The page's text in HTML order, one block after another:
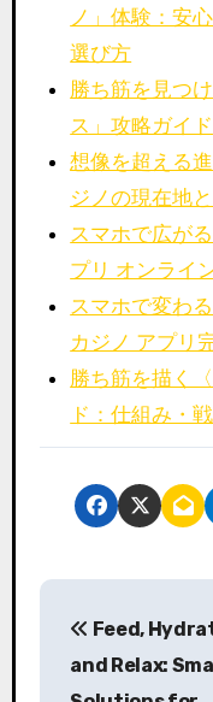
ノ」体験：安
選び方
勝ち筋を見つ
ス」攻略ガイド
想像を超える
ジノの現在地
スマホで広が
プリ オンライ
スマホで変わ
カジノ アプリ
勝ち筋を描く
ド：仕組み・
P
Feed,
and Relax: